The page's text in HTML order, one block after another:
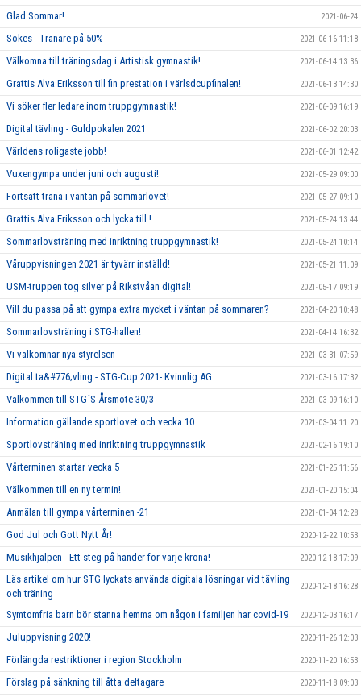
Glad Sommar! 2021-06-24
Sökes - Tränare på 50% 2021-06-16 11:18
Välkomna till träningsdag i Artistisk gymnastik! 2021-06-14 13:36
Grattis Alva Eriksson till fin prestation i värlsdcupfinalen! 2021-06-13 14:30
Vi söker fler ledare inom truppgymnastik! 2021-06-09 16:19
Digital tävling - Guldpokalen 2021 2021-06-02 20:03
Världens roligaste jobb! 2021-06-01 12:42
Vuxengympa under juni och augusti! 2021-05-29 09:00
Fortsätt träna i väntan på sommarlovet! 2021-05-27 09:10
Grattis Alva Eriksson och lycka till ! 2021-05-24 13:44
Sommarlovsträning med inriktning truppgymnastik! 2021-05-24 10:14
Våruppvisningen 2021 är tyvärr inställd! 2021-05-21 11:09
USM-truppen tog silver på Rikstvåan digital! 2021-05-17 09:19
Vill du passa på att gympa extra mycket i väntan på sommaren? 2021-04-20 10:48
Sommarlovsträning i STG-hallen! 2021-04-14 16:32
Vi välkomnar nya styrelsen 2021-03-31 07:59
Digital ta&#776;vling - STG-Cup 2021- Kvinnlig AG 2021-03-16 17:32
Välkommen till STG´S Årsmöte 30/3 2021-03-09 16:10
Information gällande sportlovet och vecka 10 2021-03-04 11:20
Sportlovsträning med inriktning truppgymnastik 2021-02-16 19:10
Vårterminen startar vecka 5 2021-01-25 11:56
Välkommen till en ny termin! 2021-01-20 15:04
Anmälan till gympa vårterminen -21 2021-01-04 12:28
God Jul och Gott Nytt År! 2020-12-22 10:53
Musikhjälpen - Ett steg på händer för varje krona! 2020-12-18 17:09
Läs artikel om hur STG lyckats använda digitala lösningar vid tävling
och träning
2020-12-18 16:28
Symtomfria barn bör stanna hemma om någon i familjen har covid-19 2020-12-03 16:17
Juluppvisning 2020! 2020-11-26 12:03
Förlängda restriktioner i region Stockholm 2020-11-20 16:53
Förslag på sänkning till åtta deltagare 2020-11-18 09:03